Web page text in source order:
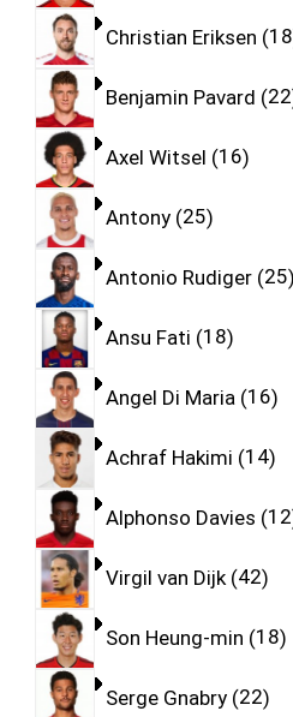
Christian Eriksen 18
Benjamin Pavard 22
Axel Witsel 16
Antony 25
Antonio Rudiger 25
Ansu Fati 18
Angel Di Maria 16
Achraf Hakimi 14
Alphonso Davies 12
Virgil van Dijk 42
Son Heung-min 18
Serge Gnabry 22